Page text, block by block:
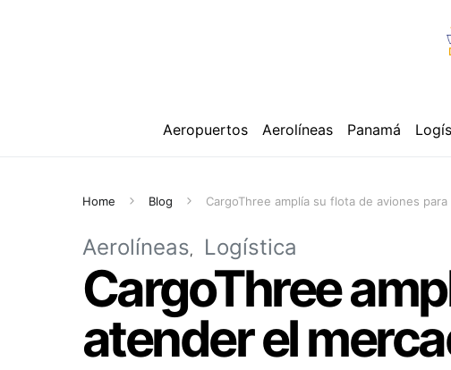
Aeropuertos Aerolíneas Panamá
Home Blog CargoThree amplía su flota de aviones
Aerolíneas Logística
CargoThree
atender el